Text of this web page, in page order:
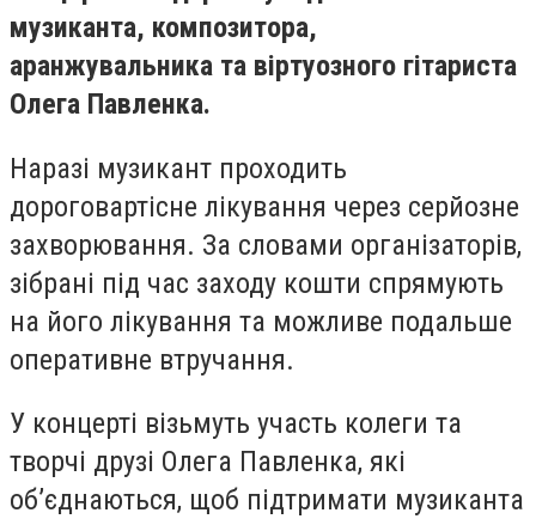
музиканта, композитора,
аранжувальника та віртуозного гітариста
Олега Павленка.
Наразі музикант проходить
дороговартісне лікування через серйозне
захворювання. За словами організаторів,
зібрані під час заходу кошти спрямують
на його лікування та можливе подальше
оперативне втручання.
У концерті візьмуть участь колеги та
творчі друзі Олега Павленка, які
об’єднаються, щоб підтримати музиканта